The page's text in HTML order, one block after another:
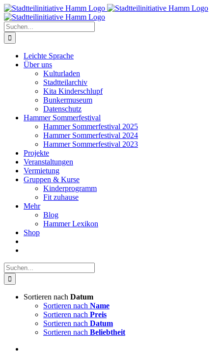
Zum
Inhalt
springen
Suche
nach:
Leichte Sprache
Über uns
Kulturladen
Stadtteilarchiv
Kita Kinderschlupf
Bunkermuseum
Datenschutz
Hammer Sommerfestival
Hammer Sommerfestival 2025
Hammer Sommerfestival 2024
Hammer Sommerfestival 2023
Projekte
Veranstaltungen
Vermietung
Gruppen & Kurse
Kinderprogramm
Fit zuhause
Mehr
Blog
Hammer Lexikon
Shop
Suche
nach:
Sortieren nach Datum
Sortieren nach Name
Sortieren nach Preis
Sortieren nach Datum
Sortieren nach Beliebtheit